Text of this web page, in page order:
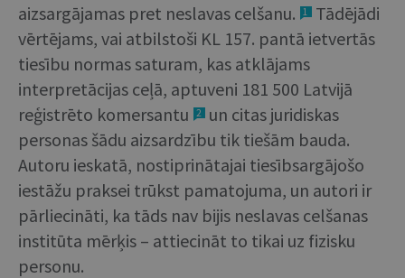
aizsargājamas pret neslavas celšanu.
1
Tādējādi
vērtējams, vai atbilstoši KL 157. pantā ietvertās
tiesību normas saturam, kas atklājams
interpretācijas ceļā, aptuveni 181 500 Latvijā
reģistrēto komersantu
2
un citas juridiskas
personas šādu aizsardzību tik tiešām bauda.
Autoru ieskatā, nostiprinātajai tiesībsargājošo
iestāžu praksei trūkst pamatojuma, un autori ir
pārliecināti, ka tāds nav bijis neslavas celšanas
institūta mērķis – attiecināt to tikai uz fizisku
personu.